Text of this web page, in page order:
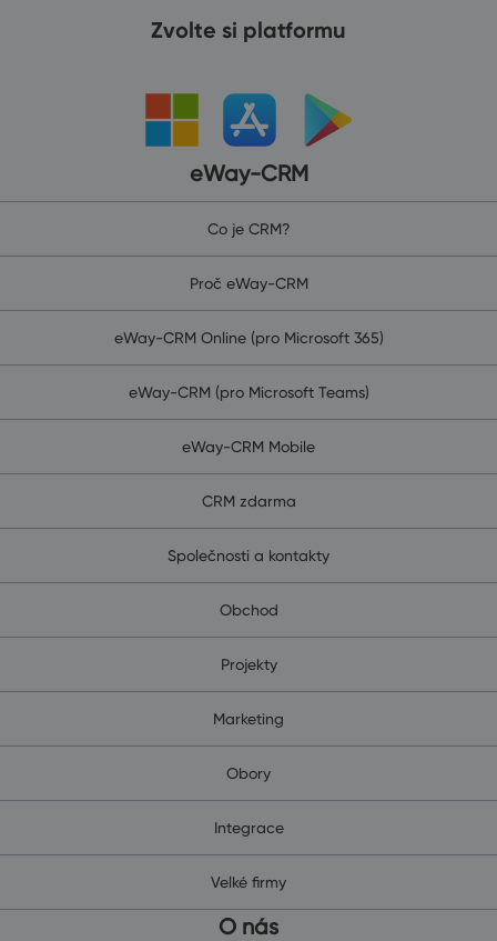
Zvolte si platformu
eWay-CRM
Co je CRM?
Proč eWay-CRM
eWay-CRM Online (pro Microsoft 365)
eWay-CRM (pro Microsoft Teams)
eWay-CRM Mobile
CRM zdarma
Společnosti a kontakty
Obchod
Projekty
Marketing
Obory
Integrace
Velké firmy
O nás